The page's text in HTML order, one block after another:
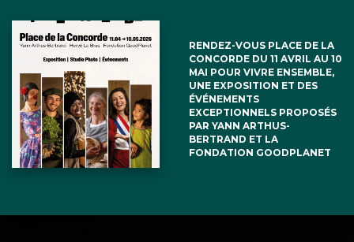
RENDEZ-VOUS PLACE DE LA
CONCORDE DU 11 AVRIL AU 10
MAI POUR VIVRE ENSEMBLE,
UNE EXPOSITION ET DES
ÉVÉNEMENTS
EXCEPTIONNELS PROPOSÉS
PAR YANN ARTHUS-
BERTRAND ET LA
FONDATION GOODPLANET